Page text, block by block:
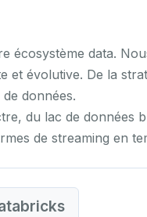
écosystème data.
et évolutive. De la
données.
du lac de données
de streaming en